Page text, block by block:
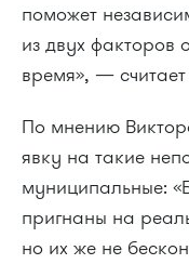
поможет
из двух факторов
время», — считает
По мнению
явку на такие
муниципальные:
пригнаны на
но их же не